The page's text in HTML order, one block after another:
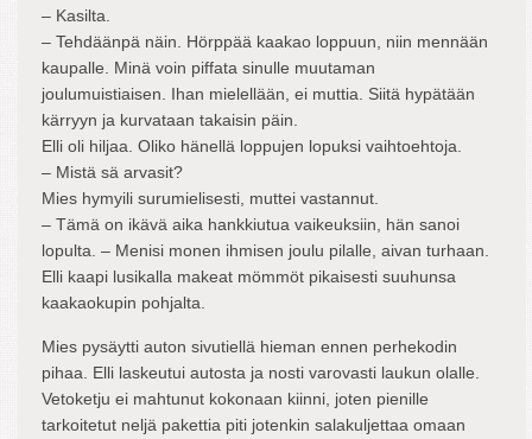
– Kasilta.
– Tehdäänpä näin. Hörppää kaakao loppuun, niin mennään
kaupalle. Minä voin piffata sinulle muutaman
joulumuistiaisen. Ihan mielellään, ei muttia. Siitä hypätään
kärryyn ja kurvataan takaisin päin.
Elli oli hiljaa. Oliko hänellä loppujen lopuksi vaihtoehtoja.
– Mistä sä arvasit?
Mies hymyili surumielisesti, muttei vastannut.
– Tämä on ikävä aika hankkiutua vaikeuksiin, hän sanoi
lopulta. – Menisi monen ihmisen joulu pilalle, aivan turhaan.
Elli kaapi lusikalla makeat mömmöt pikaisesti suuhunsa
kaakaokupin pohjalta.
Mies pysäytti auton sivutiellä hieman ennen perhekodin
pihaa. Elli laskeutui autosta ja nosti varovasti laukun olalle.
Vetoketju ei mahtunut kokonaan kiinni, joten pienille
tarkoitetut neljä pakettia piti jotenkin salakuljettaa omaan